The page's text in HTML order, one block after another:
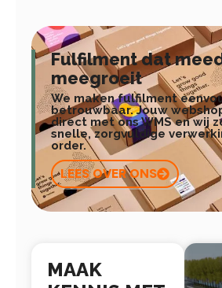
Fulfilment dat
meegroeit
We maken fulfilment
betrouwbaar. Jouw
direct met ons WMS en wij
snelle, zorgvuldige
order.
LEES OVER ONS
MAAK